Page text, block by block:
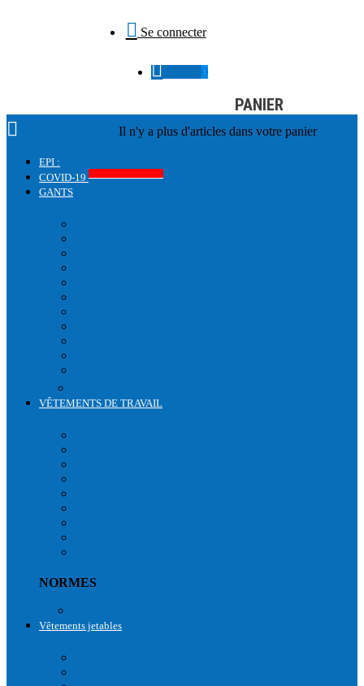
 Se connecter
 0
PANIER
Il n'y a plus d'articles dans votre panier

EPI :
COVID-19
GANTS
VÊTEMENTS DE TRAVAIL
NORMES
Vêtements jetables